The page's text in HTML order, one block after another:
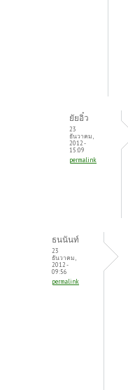
ยัยอิ๋ว
23
ธันวาคม,
2012 -
15:09
permalink
ธนนันท์
23
ธันวาคม,
2012 -
09:56
permalink